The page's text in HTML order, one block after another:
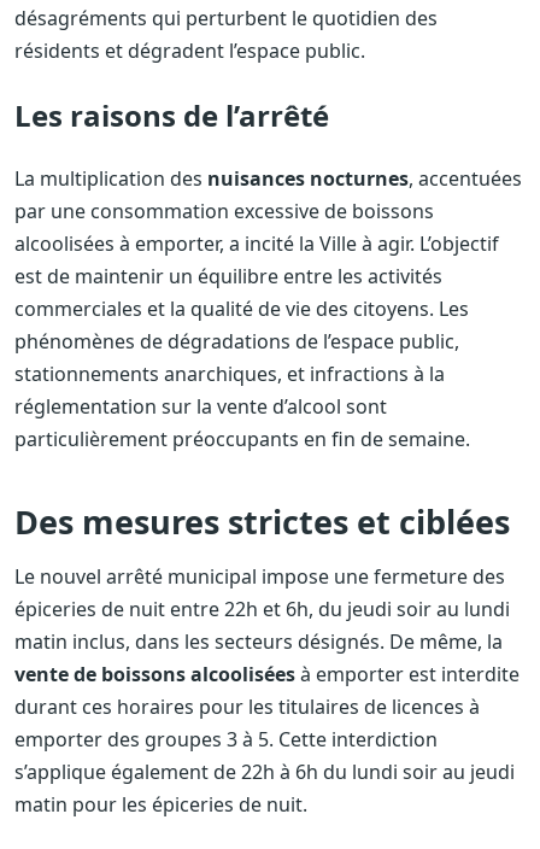
désagréments qui perturbent le quotidien des
résidents et dégradent l’espace public.
Les raisons de l’arrêté
La multiplication des nuisances nocturnes, accentuées
par une consommation excessive de boissons
alcoolisées à emporter, a incité la Ville à agir. L’objectif
est de maintenir un équilibre entre les activités
commerciales et la qualité de vie des citoyens. Les
phénomènes de dégradations de l’espace public,
stationnements anarchiques, et infractions à la
réglementation sur la vente d’alcool sont
particulièrement préoccupants en fin de semaine.
Des mesures strictes et ciblées
Le nouvel arrêté municipal impose une fermeture des
épiceries de nuit entre 22h et 6h, du jeudi soir au lundi
matin inclus, dans les secteurs désignés. De même, la
vente de boissons alcooliséesà emporter est interdite
durant ces horaires pour les titulaires de licences à
emporter des groupes 3 à 5. Cette interdiction
s’applique également de 22h à 6h du lundi soir au jeudi
matin pour les épiceries de nuit.